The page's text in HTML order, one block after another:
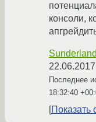
консоли,
Последнее
18:32:40
Показать